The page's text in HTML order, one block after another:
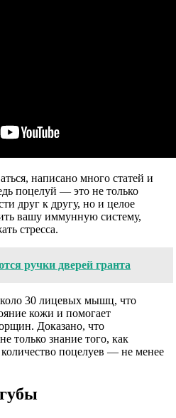
написано много статей и
поцелуй — это не только
друг к другу, но и целое
вашу иммунную систему,
стресса.
ручки дверей гранта
30 лицевых мышц, что
кожи и помогает
Доказано, что
только знание того, как
поцелуев — не менее